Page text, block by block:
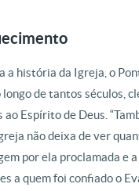
a história da Igreja, o
de tantos séculos,
Espírito de Deus.
não deixa de ver
por ela proclamada e
a quem foi confiado o